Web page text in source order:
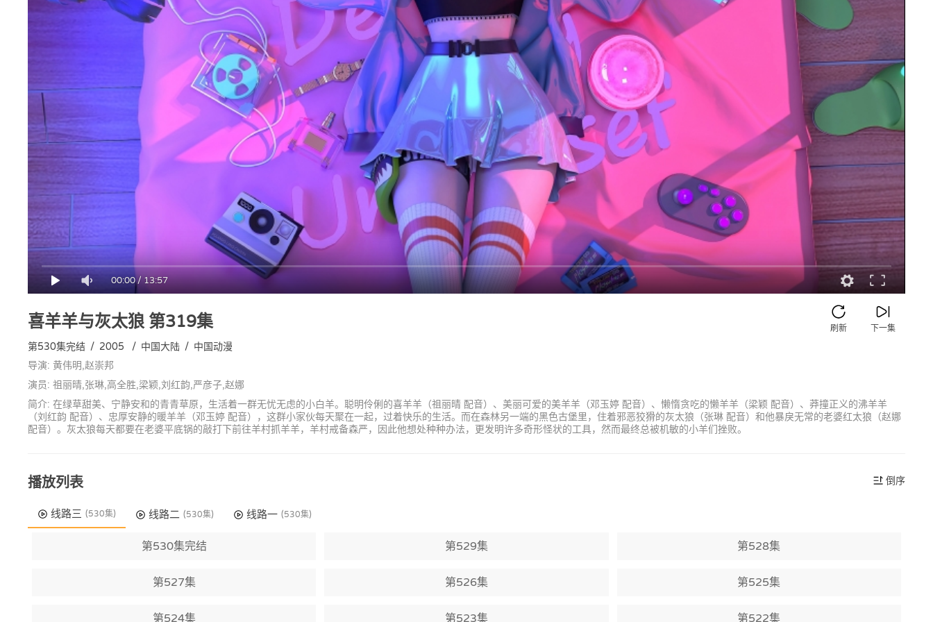
00:00/13:57
喜羊羊与灰太狼第319集 下一集
刷新
第530集完结 / 2005 / 中国大陆 / 中国动漫
导演: 黄伟明,赵崇邦
演员: 祖丽晴,张琳,高全胜,梁颖,刘红韵,严彦子,赵娜
简介: 在绿草甜美、宁静安和的青青草原，生活着一群无忧无虑的小白羊。聪明伶俐的喜羊羊（祖丽晴 配音）、美丽可爱的美羊羊（邓玉婷 配音）、懒惰贪吃的懒羊羊（梁颖 配音）、莽撞正义的沸羊羊
（刘红韵 配音）、忠厚安静的暖羊羊（邓玉婷 配音），这群小家伙每天聚在一起，过着快乐的生活。而在森林另一端的黑色古堡里，住着邪恶狡猾的灰太狼（张琳 配音）和他暴戾无常的老婆红太狼（赵娜
配音）。灰太狼每天都要在老婆平底锅的敲打下前往羊村抓羊羊，羊村戒备森严，因此他想处种种办法，更发明许多奇形怪状的工具，然而最终总被机敏的小羊们挫败。
播放列表 倒序
线路三 (530集) 线路二 (530集) 线路一 (530集)
第530集完结 第529集 第528集
第527集 第526集 第525集
第524集 第523集 第522集